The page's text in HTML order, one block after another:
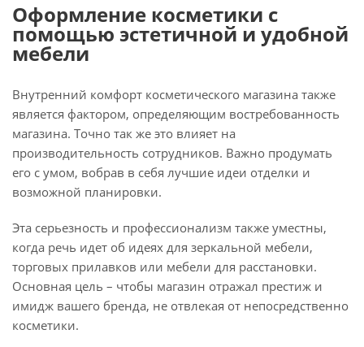
Оформление косметики с
помощью эстетичной и удобной
мебели
Внутренний комфорт косметического магазина также
является фактором, определяющим востребованность
магазина. Точно так же это влияет на
производительность сотрудников. Важно продумать
его с умом, вобрав в себя лучшие идеи отделки и
возможной планировки.
Эта серьезность и профессионализм также уместны,
когда речь идет об идеях для зеркальной мебели,
торговых прилавков или мебели для расстановки.
Основная цель – чтобы магазин отражал престиж и
имидж вашего бренда, не отвлекая от непосредственно
косметики.